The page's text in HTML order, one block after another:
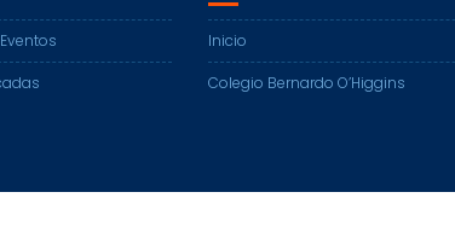
Inicio
Colegio Bernardo O’Higgins